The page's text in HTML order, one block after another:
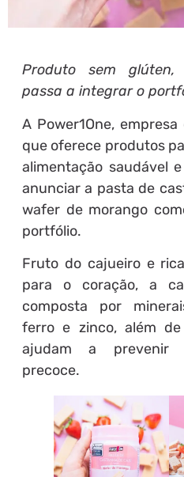
Produto sem
passa a integrar o
A Power1One,
que oferece produtos
alimentação saudável
anunciar a pasta de
wafer de morango
portfólio.
Fruto do cajueiro e
para o coração, a
composta por
ferro e zinco, além
ajudam a prevenir
precoce.